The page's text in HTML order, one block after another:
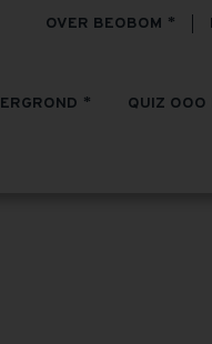
OVER BEOBOM
QUIZ OOO